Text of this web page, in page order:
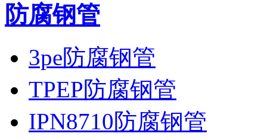
防腐钢管
3pe防腐钢管
TPEP防腐钢管
IPN8710防腐钢管